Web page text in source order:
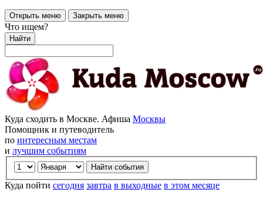
Открыть меню Закрыть меню
Что ищем?
Найти
Куда сходить в Москве. Афиша Москвы
Помощник и путеводитель
по интересным местам
и лучшим событиям
Куда пойти сегодня завтра в выходные в этом месяце